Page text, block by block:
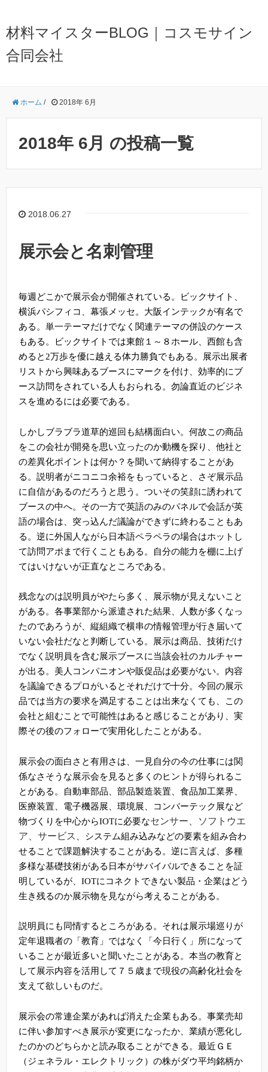
材料マイスターBLOG｜コスモサイン
合同会社
ホーム / 2018年 6月
2018年 6月 の投稿一覧
2018.06.27
展示会と名刺管理
毎週どこかで展示会が開催されている。ビックサイト、
横浜パシフィコ、幕張メッセ。大阪インテックが有名で
ある。単一テーマだけでなく関連テーマの併設のケース
もある。ビックサイトでは東館１～８ホール、西館も含
めると 2万歩を優に越える体力勝負でもある。展示出展者
リストから興味あるブースにマークを付け、効率的にブ
ース訪問をされている人もおられる。勿論直近のビジネ
スを進めるには必要である。
しかしブラブラ道草的巡回も結構面白い。何故この商品
をこの会社が開発を思い立ったのか動機を探り、他社と
の差異化ポイントは何か？を聞いて納得することがあ
る。説明者がニコニコ余裕をもっていると、さぞ展示品
に自信があるのだろうと思う。ついその笑顔に誘われて
ブースの中へ。その一方で英語のみのパネルで会話が英
語の場合は、突っ込んだ議論ができずに終わることもあ
る。逆に外国人ながら日本語ペラペラの場合はホットし
て訪問アポまで行くこともある。自分の能力を棚に上げ
てはいけないが正直なところである。
残念なのは説明員がやたら多く、展示物が見えないこと
がある。各事業部から派遣された結果、人数が多くなっ
たのであろうが、縦組織で横串の情報管理が行き届いて
いない会社だなと判断している。展示は商品、技術だけ
でなく説明員を含む展示ブースに当該会社のカルチャー
が出る。美人コンパニオンや販促品は必要がない。内容
を議論できるプロがいるとそれだけで十分。今回の展示
品では当方の要求を満足することは出来なくても、この
会社と組むことで可能性はあると感じることがあり、実
際その後のフォローで実用化したことがある。
展示会の面白さと有用さは、一見自分の今の仕事には関
係なさそうな展示会を見ると多くのヒントが得られるこ
とがある。自動車部品、部品製造装置、食品加工業界、
医療装置、電子機器展、環境展、コンバーテック展など
物づくりを中心からIOTに必要なセンサー、ソフトウエ
ア、サービス
、システム組み込みなどの要素を組み合わ
せることで課題解決することがある。逆に言えば、多種
多様な基礎技術がある日本がサバイバルできることを証
明しているが、 IOTにコネクトできない製品・企業はどう
生き残るのか展示物を見ながら考えることがある。
説明員にも同情するところがある。それは展示場巡りが
定年退職者の「教育」ではなく「今日行く」所になって
いることが最近多いと聞いたことがある。本当の教育と
して展示内容を活用して７５歳まで現役の高齢化社会を
支えて欲しいものだ。
展示会の常連企業があれば消えた企業もある。事業売却
に伴い参加すべき展示が変更になったか、業績が悪化し
たのかのどちらかと読み取ることができる。最近ＧＥ
（ジェネラル・エレクトリック）の株がダウ平均銘柄か